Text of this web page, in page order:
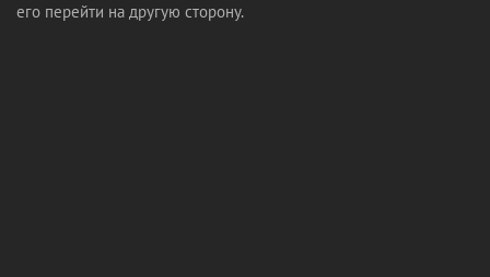
его перейти на другую сторону.